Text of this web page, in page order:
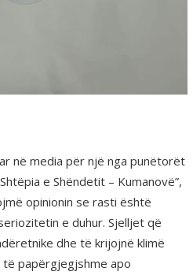
në media për një nga punëtorët
e Shëndetit – Kumanovë”,
opinionin se rasti është
e duhur. Sjelljet që
dhe të krijojnë klimë
papërgjegjshme apo